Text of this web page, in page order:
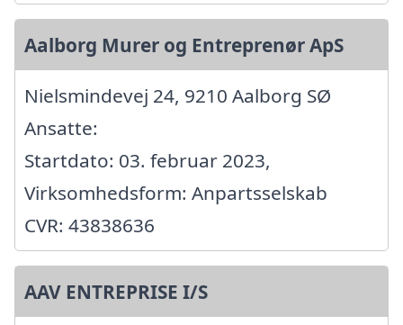
Aalborg Murer og Entreprenør ApS
Nielsmindevej 24, 9210 Aalborg SØ
Ansatte:
Startdato: 03. februar 2023,
Virksomhedsform: Anpartsselskab
CVR: 43838636
AAV ENTREPRISE I/S